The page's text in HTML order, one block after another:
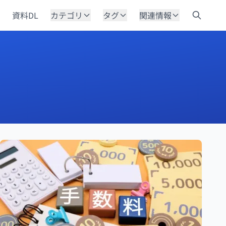
資料DL カテゴリ タグ 関連情報